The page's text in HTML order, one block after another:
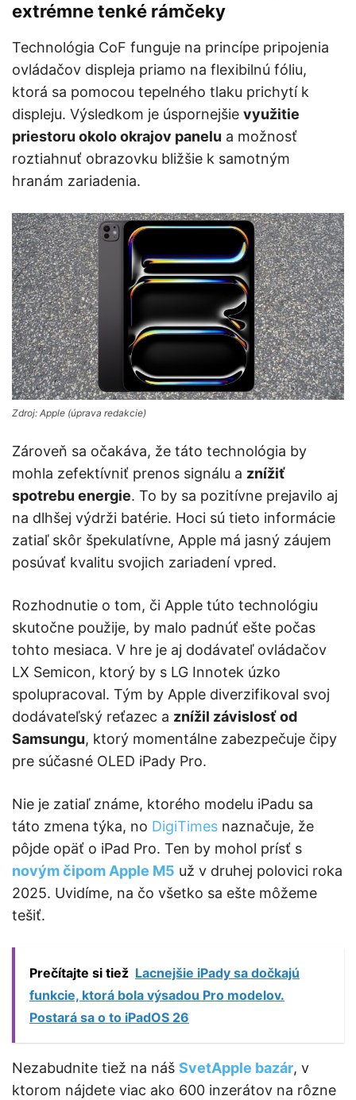
extrémne tenké rámčeky
Technológia CoF funguje na princípe pripojenia
ovládačov displeja priamo na flexibilnú fóliu,
ktorá sa pomocou tepelného tlaku prichytí k
displeju. Výsledkom je úspornejšie využitie
priestoru okolo okrajov panelu a možnosť
roztiahnuť obrazovku bližšie k samotným
hranám zariadenia.
Zdroj: Apple (úprava redakcie)
Zároveň sa očakáva, že táto technológia by
mohla zefektívniť prenos signálu a znížiť
spotrebu energie. To by sa pozitívne prejavilo aj
na dlhšej výdrži batérie. Hoci sú tieto informácie
zatiaľ skôr špekulatívne, Apple má jasný záujem
posúvať kvalitu svojich zariadení vpred.
Rozhodnutie o tom, či Apple túto technológiu
skutočne použije, by malo padnúť ešte počas
tohto mesiaca. V hre je aj dodávateľ ovládačov
LX Semicon, ktorý by s LG Innotek úzko
spolupracoval. Tým by Apple diverzifikoval svoj
dodávateľský reťazec a znížil závislosť od
Samsungu, ktorý momentálne zabezpečuje čipy
pre súčasné OLED iPady Pro.
Nie je zatiaľ známe, ktorého modelu iPadu sa
táto zmena týka, no DigiTimes naznačuje, že
pôjde opäť o iPad Pro. Ten by mohol prísť s
novým čipom Apple M5 už v druhej polovici roka
2025. Uvidíme, na čo všetko sa ešte môžeme
tešiť.
Prečítajte si tiež Lacnejšie iPady sa dočkajú
funkcie, ktorá bola výsadou Pro modelov.
Postará sa o to iPadOS 26
Nezabudnite tiež na náš SvetApple bazár, v
ktorom nájdete viac ako 600 inzerátov na rôzne